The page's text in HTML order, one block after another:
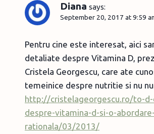
Diana says:
September 20, 2017 at 9:59
Pentru cine este interesat, aici
detaliate despre Vitamina D,
Cristela Georgescu, care ate
temeinice despre nutritie si nu
http://cristelageorgescu.ro/to-
despre-vitamina-d-si-o-
rationala/03/2013/